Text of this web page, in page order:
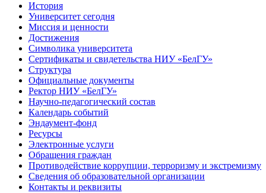
История
Университет сегодня
Миссия и ценности
Достижения
Символика университета
Сертификаты и свидетельства НИУ «БелГУ»
Структура
Официальные документы
Ректор НИУ «БелГУ»
Научно-педагогический состав
Календарь событий
Эндаумент-фонд
Ресурсы
Электронные услуги
Обращения граждан
Противодействие коррупции, терроризму и экстремизму
Сведения об образовательной организации
Контакты и реквизиты